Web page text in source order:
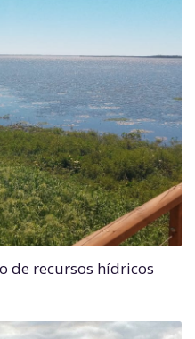
de recursos hídricos